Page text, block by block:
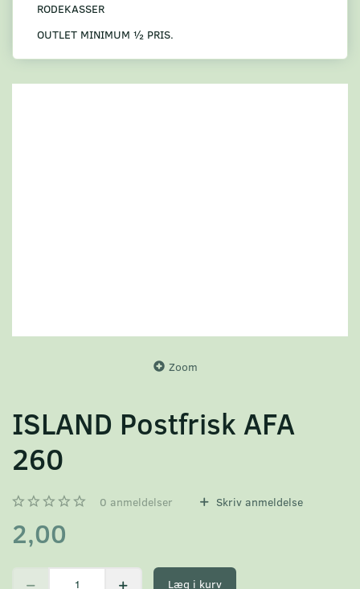
RODEKASSER
OUTLET MINIMUM ½ PRIS.
Zoom
ISLAND Postfrisk AFA
260
0 anmeldelser Skriv anmeldelse
2,00
Læg i kurv